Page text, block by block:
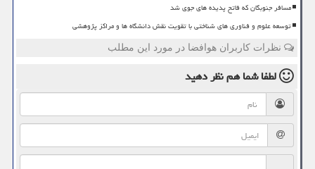
مسافر جنوبگان که فاتح پدیده های جوی شد
توسعه علوم و فناوری های شناختی با تقویت نقش دانشگاه ها و مراکز پژوهشی
نظرات کاربران هوافضا در مورد این مطلب
لطفا شما همنظر دهید